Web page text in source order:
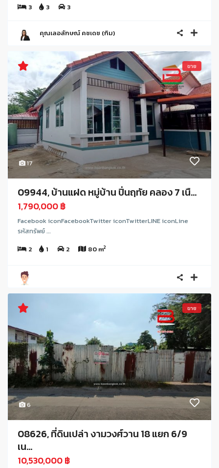
3 3 3
คุณเลอลักษณ์ คชเดช (กิม)
17
ขาย
09944, บ้านแฝด หมู่บ้าน ปิ่นฤทัย คลอง 7 เนื...
1,790,000 ฿
Facebook iconFacebookTwitter iconTwitterLINE iconLine
รหัสทรัพย์ ...
2
1 2 80 m2
6
ขาย
08626, ที่ดินเปล่า งามวงศ์วาน 18 แยก 6/9
เน...
10,530,000 ฿